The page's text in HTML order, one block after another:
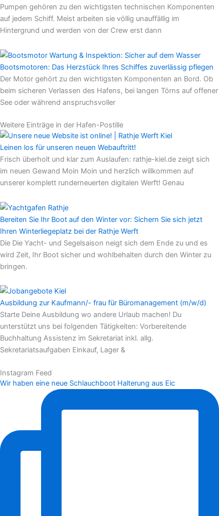
Pumpen gehören zu den wichtigsten technischen Komponenten
auf jedem Schiff. Meist arbeiten sie völlig unauffällig im
Hintergrund und werden von der Crew erst dann
Bootsmotoren: Das Herzstück Ihres Schiffes zuverlässig pflegen
Der Motor gehört zu den wichtigsten Komponenten an Bord. Ob
beim sicheren Verlassen des Hafens, bei langen Törns auf offener
See oder während anspruchsvoller
Weitere Einträge in der Hafen-Postille
Leinen los für unseren neuen Webauftritt!
Frisch überholt und klar zum Auslaufen: rathje-kiel.de zeigt sich
im neuen Gewand Moin Moin und herzlich willkommen auf
unserer komplett runderneuerten digitalen Werft! Genau
Bereiten Sie Ihr Boot auf den Winter vor: Sichern Sie sich jetzt
Ihren Winterliegeplatz bei der Rathje Werft
Die Die Yacht- und Segelsaison neigt sich dem Ende zu und es
wird Zeit, Ihr Boot sicher und wohlbehalten durch den Winter zu
bringen.
Ausbildung zur Kaufmann/- frau für Büromanagement (m/w/d)
Starte Deine Ausbildung wo andere Urlaub machen! Du
unterstützt uns bei folgenden Tätigkeiten: Vorbereitende
Buchhaltung Assistenz im Sekretariat inkl. allg.
Sekretariatsaufgaben Einkauf, Lager &
Instagram Feed
Wir haben eine neue Schlauchboot Halterung aus Eic